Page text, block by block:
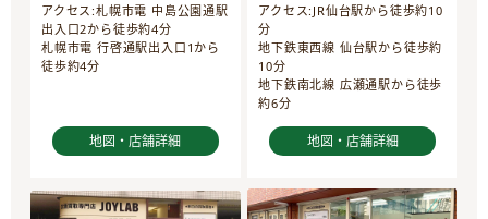
アクセス:札幌市電 中島公園通駅
出入口2から徒歩約4分
札幌市電 行啓通駅出入口1から
徒歩約4分
地図・店舗詳細
アクセス:JR仙台駅から徒歩約10
分
地下鉄東西線 仙台駅から徒歩約
10分
地下鉄南北線 広瀬通駅から徒歩
約6分
地図・店舗詳細